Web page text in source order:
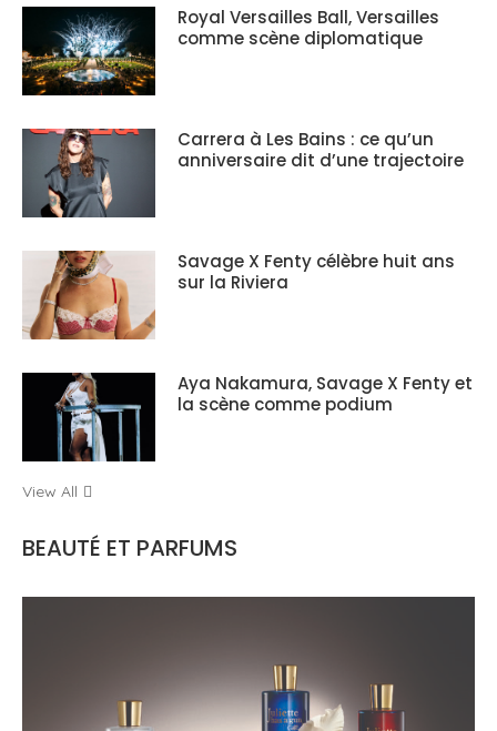
Royal Versailles Ball, Versailles
comme scène diplomatique
Carrera à Les Bains : ce qu’un
anniversaire dit d’une trajectoire
Savage X Fenty célèbre huit ans
sur la Riviera
Aya Nakamura, Savage X Fenty et
la scène comme podium
View All
BEAUTÉ ET PARFUMS